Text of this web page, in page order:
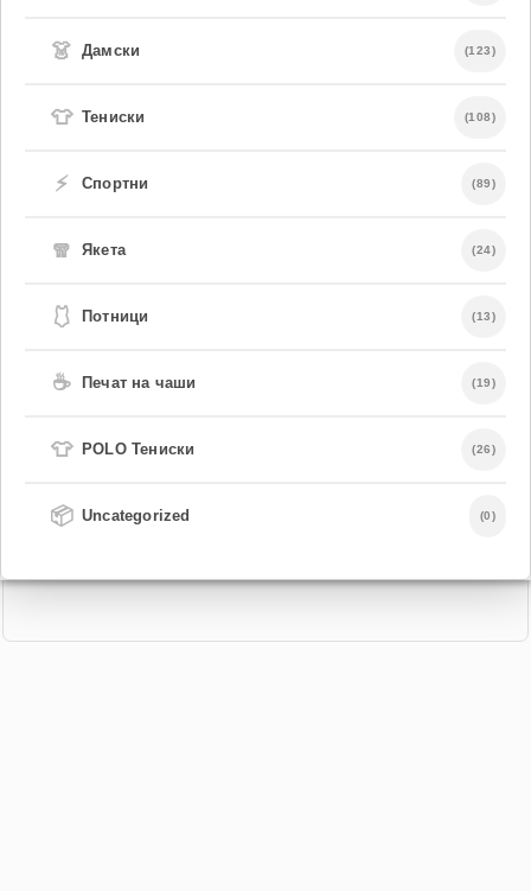
👗 Дамски (123)
👕 Тениски (108)
⚡ Спортни (89)
🧣 Якета (24)
🩱 Потници (13)
☕ Печат на чаши (19)
👕 POLO Тениски (26)
📦 Uncategorized (0)